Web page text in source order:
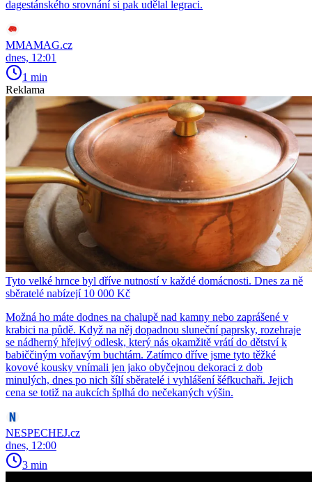
dagestánského srovnání si pak udělal legraci.
MMAMAG.cz
dnes, 12:01
1 min
Reklama
Tyto velké hrnce byl dříve nutností v každé domácnosti. Dnes za ně
sběratelé nabízejí 10 000 Kč
Možná ho máte dodnes na chalupě nad kamny nebo zaprášené v
krabici na půdě. Když na něj dopadnou sluneční paprsky, rozehraje
se nádherný hřejivý odlesk, který nás okamžitě vrátí do dětství k
babiččiným voňavým buchtám. Zatímco dříve jsme tyto těžké
kovové kousky vnímali jen jako obyčejnou dekoraci z dob
minulých, dnes po nich šílí sběratelé i vyhlášení šéfkuchaři. Jejich
cena se totiž na aukcích šplhá do nečekaných výšin.
NESPECHEJ.cz
dnes, 12:00
3 min